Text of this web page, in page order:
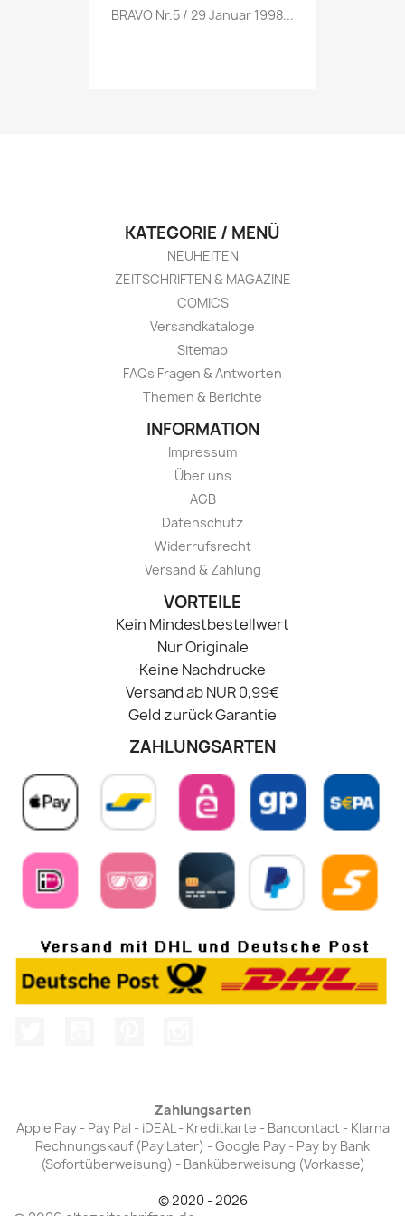
 Vorschau
BRAVO Nr.5 / 29 Januar 1998...
KATEGORIE / MENÜ
NEUHEITEN
ZEITSCHRIFTEN & MAGAZINE
COMICS
Versandkataloge
Sitemap
FAQs Fragen & Antworten
Themen & Berichte
INFORMATION
Impressum
Über uns
AGB
Datenschutz
Widerrufsrecht
Versand & Zahlung
VORTEILE
Kein Mindestbestellwert
Nur Originale
Keine Nachdrucke
Versand ab NUR 0,99€
Geld zurück Garantie
ZAHLUNGSARTEN
Zahlungsarten
Apple Pay - Pay Pal - iDEAL - Kreditkarte - Bancontact - Klarna
Rechnungskauf (Pay Later) - Google Pay - Pay by Bank
(Sofortüberweisung) - Banküberweisung (Vorkasse)
© 2020 - 2026